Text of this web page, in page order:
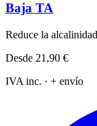
Baja TA
Reduce la
Desde 21,90 €
IVA inc. · + envío